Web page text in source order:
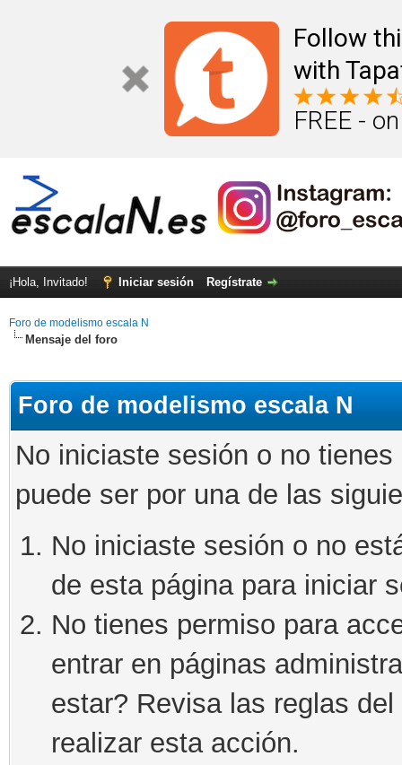
Follow
with
FREE -
¡Hola, Invitado! Iniciar sesión Regístrate
Foro de modelismo escala N
Mensaje del foro
Foro de modelismo escala N
No iniciaste sesión o no
puede ser por una de las
No iniciaste sesión o no
de esta página para iniciar
No tienes permiso para
entrar en páginas
estar? Revisa las reglas
realizar esta acción.